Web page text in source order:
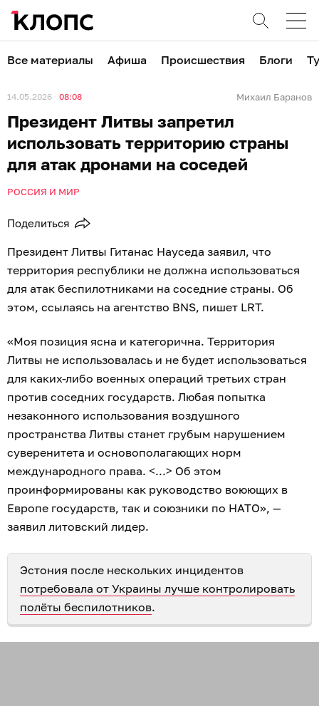
Все материалы Афиша Происшествия Блоги
14.05.2026 08:08 Михаил Баранов
Президент Литвы запретил
использовать территорию страны
для атак дронами на соседей
РОССИЯ И МИР
Поделиться
Президент Литвы Гитанас Науседа заявил, что
территория республики не должна использоваться
для атак беспилотниками на соседние страны. Об
этом, ссылаясь на агентство BNS, пишет LRT.
«Моя позиция ясна и категорична. Территория
Литвы не использовалась и не будет использоваться
для каких-либо военных операций третьих стран
против соседних государств. Любая попытка
незаконного использования воздушного
пространства Литвы станет грубым нарушением
суверенитета и основополагающих норм
международного права. <...> Об этом
проинформированы как руководство воюющих в
Европе государств, так и союзники по НАТО», —
заявил литовский лидер.
Эстония после нескольких инцидентов
потребовала от Украины лучше контролировать
полёты беспилотников.